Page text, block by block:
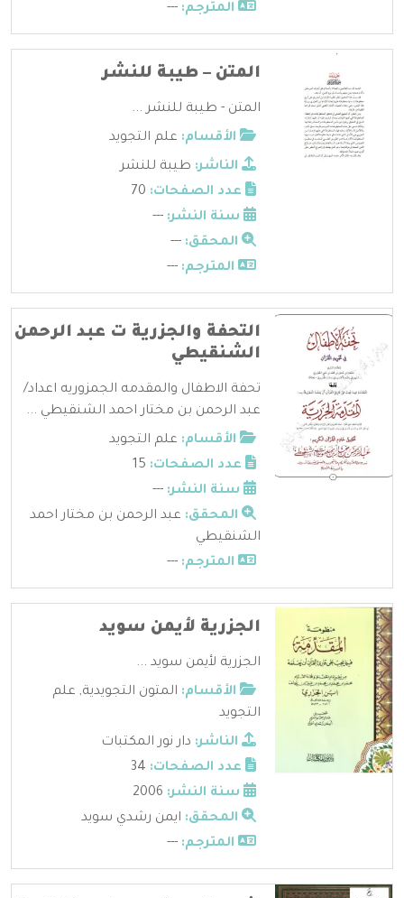
المترجم: ---
المتن – طيبة للنشر
المتن - طيبة للنشر ...
الأقسام: علم التجويد
الناشر: طيبة للنشر
عدد الصفحات:
سنة النشر: ---
المحقق: ---
المترجم: ---
التحفة والجزرية ت عبد الرحمن
الشنقيطي
تحفة الاطفال والمقدمه الجمزوريه اعداد/
عبد الرحمن بن مختار احمد الشنقيطي ...
الأقسام: علم التجويد
عدد الصفحات:
سنة النشر: ---
المحقق: عبد الرحمن بن مختار احمد
الشنقيطي
المترجم: ---
الجزرية لأيمن سويد
الجزرية لأيمن سويد ...
الأقسام: المتون التجويدية, علم
التجويد
الناشر: دار نور المكتبات
عدد الصفحات:
سنة النشر:
المحقق: ايمن رشدي سويد
المترجم: ---